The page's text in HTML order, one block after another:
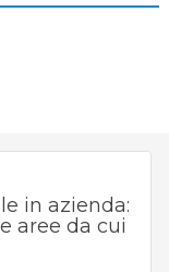
in azienda:
aree da cui